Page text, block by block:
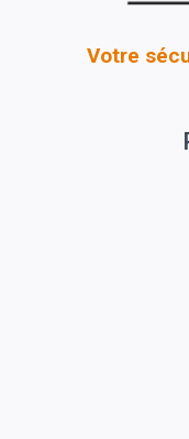
Votre